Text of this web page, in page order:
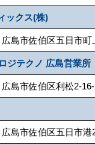
ックス(株)
島市佐伯区五日市
ジテクノ 広島営業所
島市佐伯区利松2-
島市佐伯区五日市